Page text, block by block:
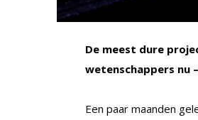
De meest dure
wetenschappers nu
Een paar maanden